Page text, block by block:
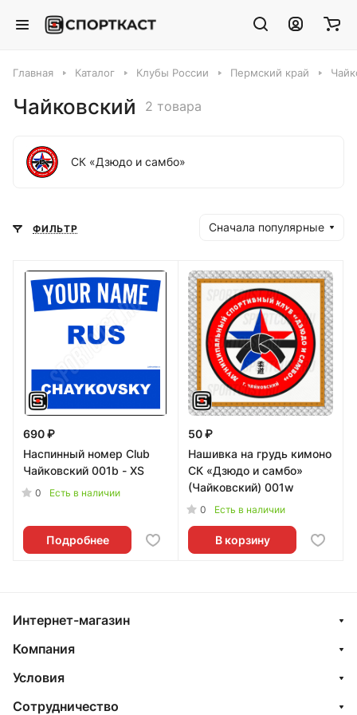
Главная Каталог Клубы России Пермский край
Чайковский 2 товара
СК «Дзюдо и самбо»
ФИЛЬТР Сначала популярные
690 ₽
Наспинный номер Club
Чайковский 001b - XS
0 Есть в наличии
Подробнее
50 ₽
Нашивка на грудь кимоно
СК «Дзюдо и самбо»
(Чайковский) 001w
0 Есть в наличии
В корзину
Интернет-магазин
Компания
Условия
Сотрудничество